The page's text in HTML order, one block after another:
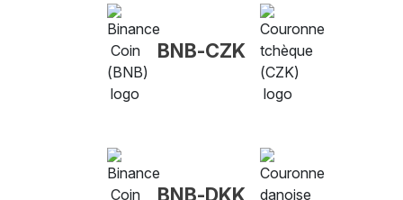
BNB-CZK
BNB-DKK